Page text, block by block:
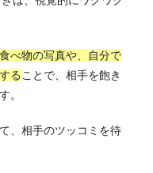
べ物の写真や、自分で
る ことで、相手を飽き
。
、相手のツッコミを待